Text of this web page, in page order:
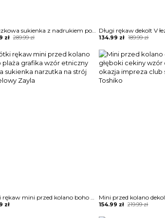
Siateczkowa sukienka z nadrukiem polkadot latarniami i rękawami Anelija
289.99zł
zł.
zł 189.99zł
Original
was:
189.99 zł.
134.99 zł
Current
is:
134.99 zł.
Krótki rękaw mini przed kolano boho plaża grafika wzór etniczny tunika sukienka narzutka na strój kąpielowy Zayla
zł 219.99zł
Original
154.99 zł
Current